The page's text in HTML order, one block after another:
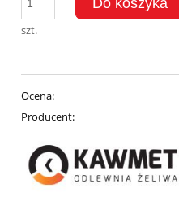
szt.
Ocena:
Producent: